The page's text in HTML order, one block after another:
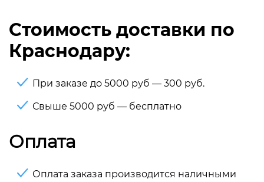
Стоимость доставки по
Краснодару:
При заказе до 5000 руб — 300 руб.
Свыше 5000 руб — бесплатно
Оплата
Оплата заказа производится наличными